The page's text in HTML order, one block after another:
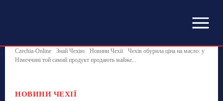
Czechia-Online Знай Чехію Новини Чехії
Чехів обурила ціна на масло: у
Німеччині той самий продукт продають майже...
НОВИНИ ЧЕХІЇ